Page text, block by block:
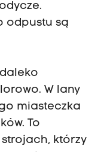
odpustu są
W lany
miasteczka
To
którzy